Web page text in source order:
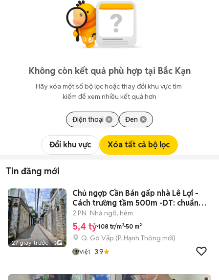
Không còn kết quả phù hợp tại Bắc Kạn
Hãy xóa một số bộ lọc hoặc thay đổi khu vực tìm
kiếm để xem nhiều kết quả hơn
Điện thoại Đen
Đổi khu vực Xóa tất cả bộ lọc
Tin đăng mới
27 giây trước 3
Chủ ngợp Cần Bán gấp nhà Lê Lợi -
Cách trường tầm 500m -DT: chuẩn
50m2
2 PN Nhà ngõ, hẻm
5,4 tỷ 108 tr/m² 50 m²
Q. Gò Vấp (P. Hạnh Thông mới)
Việt 3.9